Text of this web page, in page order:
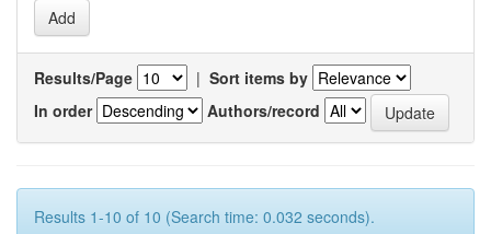
Results/Page | Sort items by
In order
Authors/record
Results 1-10 of 10 (Search time: 0.032 seconds).